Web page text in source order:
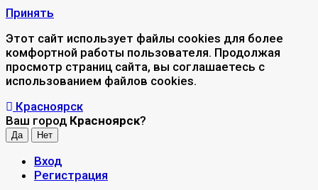
Принять
Этот сайт использует файлы cookies для более
комфортной работы пользователя. Продолжая
просмотр страниц сайта, вы соглашаетесь с
использованием файлов cookies.
Красноярск
Ваш город Красноярск?
Вход
Регистрация